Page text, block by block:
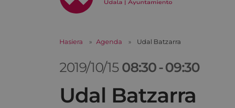
Hasiera Agenda Udal Batzarra
2019/10/15 08:30-09:30
Udal Batzarra